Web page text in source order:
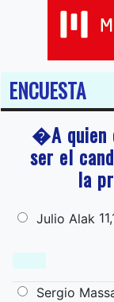
ENCUESTA
�A quien
ser el
la
Julio Alak
Sergio